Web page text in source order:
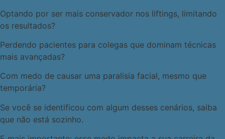
Optando por ser mais conservador nos liftings, limitando
os resultados?
Perdendo pacientes para colegas que dominam técnicas
mais avançadas?
Com medo de causar uma paralisia facial, mesmo que
temporária?
Se você se identificou com algum desses cenários, saiba
que não está sozinho.